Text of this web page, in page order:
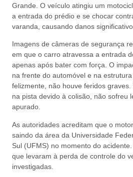
Grande. O veículo atingiu um
a entrada do prédio e se chocar
varanda, causando danos
Imagens de câmeras de segurança
em que o carro atravessa a entrada
apenas após bater com força. O
na frente do automóvel e na
felizmente, não houve feridos
na pista devido à colisão, não sofreu
apurado.
As autoridades acreditam que o
saindo da área da Universidade
Sul (UFMS) no momento do
que levaram à perda de controle do
investigadas.